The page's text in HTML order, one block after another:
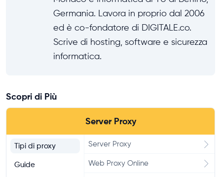
Germania. Lavora in proprio dal 2006
ed è co-fondatore di DIGITALE.co.
Scrive di hosting, software e sicurezza
informatica.
Scopri di Più
Server Proxy
Tipi di proxy
Guide
Server Proxy
Web Proxy Online